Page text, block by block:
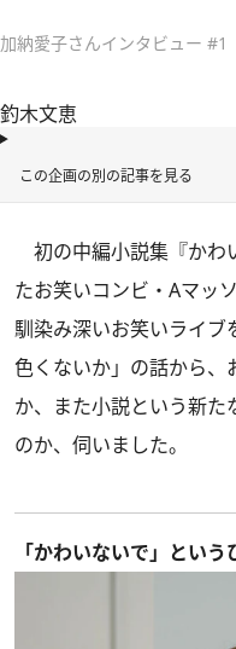
加納愛子さんインタビュー #1
釣木文恵
この企画の別の記事を見る
初の中編小説集 『かわ
たお笑いコンビ・Aマッ
馴染み深いお笑いライブ
色くないか」の話から、
か、また小説という新た
のか、伺いました。
「かわいないで」とい